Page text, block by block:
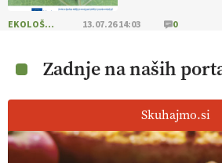
[EKOloško = LOGIČNO ]
Za bolj zdrava
VEČ
[EKOloško = LOGIČNO ] Ekološka hrana:
PRISLUHNITE
@EUAgri #imcap
https://t.co/yev5PreiJu
EKOLOŠKO LOGIČNO 13.07.26 14:03 0
Zadnje na naših
Skuhajmo.si